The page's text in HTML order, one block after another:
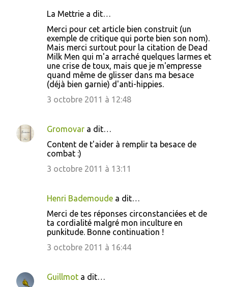
La Mettrie a dit…
Merci pour cet article bien construit (un
exemple de critique qui porte bien son nom).
Mais merci surtout pour la citation de Dead
Milk Men qui m'a arraché quelques larmes et
une crise de toux, mais que je m'empresse
quand même de glisser dans ma besace
(déjà bien garnie) d'anti-hippies.
3 octobre 2011 à 12:48
Gromovar a dit…
Content de t'aider à remplir ta besace de
combat :)
3 octobre 2011 à 13:11
Henri Bademoude a dit…
Merci de tes réponses circonstanciées et de
ta cordialité malgré mon inculture en
punkitude. Bonne continuation !
3 octobre 2011 à 16:44
Guillmot a dit…